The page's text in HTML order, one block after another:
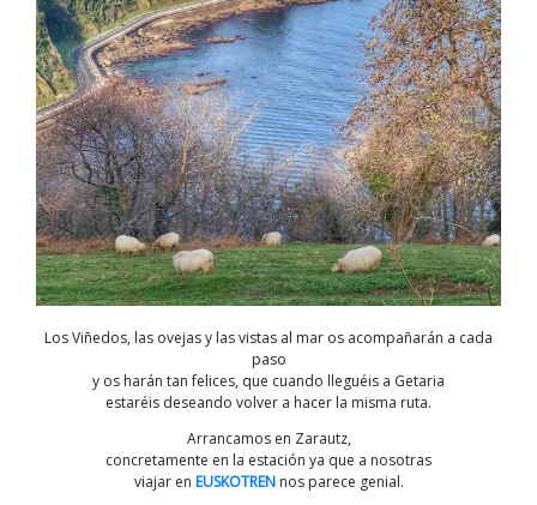
Los Viñedos, las ovejas y las vistas al mar os acompañarán a cada
paso
y os harán tan felices, que cuando lleguéis a Getaria
estaréis deseando volver a hacer la misma ruta.
Arrancamos en Zarautz,
concretamente en la estación ya que a nosotras
viajar en EUSKOTRENnos parece genial.